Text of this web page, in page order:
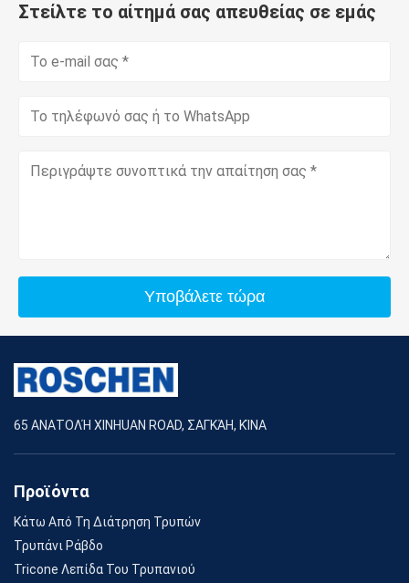
Στείλτε το αίτημά σας απευθείας σε εμάς
Υποβάλετε τώρα
65 ΑΝΑΤΟΛΉ XINHUAN ROAD, ΣΑΓΚΆΗ, ΚΊΝΑ
Προϊόντα
Κάτω Από Τη Διάτρηση Τρυπών
Τρυπάνι Ράβδο
Tricone Λεπίδα Του Τρυπανιού